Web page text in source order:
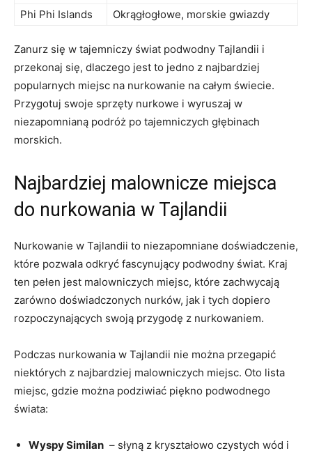
Phi Phi ⁣Islands
Okrągłogłowe, morskie⁤ gwiazdy
Zanurz się w tajemniczy świat ‍podwodny ​Tajlandii i
przekonaj się, dlaczego jest to jedno z najbardziej
popularnych miejsc na nurkowanie na całym świecie.
⁣Przygotuj swoje sprzęty‌ nurkowe i ‌wyruszaj w
niezapomnianą ⁢podróż po tajemniczych​ głębinach
morskich.
Najbardziej ​malownicze ⁢miejsca
‌do nurkowania w Tajlandii
Nurkowanie w Tajlandii to⁣ niezapomniane⁤ doświadczenie,
które pozwala ⁣odkryć fascynujący‍ podwodny⁣ świat. ⁣Kraj​
ten pełen jest malowniczych miejsc, które⁤ zachwycają
zarówno doświadczonych nurków, jak i tych ​dopiero
⁤rozpoczynających ​swoją przygodę z nurkowaniem.
Podczas nurkowania w Tajlandii nie można przegapić⁢
niektórych⁤ z najbardziej malowniczych miejsc. Oto lista
miejsc, ⁢gdzie można podziwiać piękno​ podwodnego
⁤świata:
Wyspy ⁢Similan ‍ – słyną z kryształowo ​czystych wód i